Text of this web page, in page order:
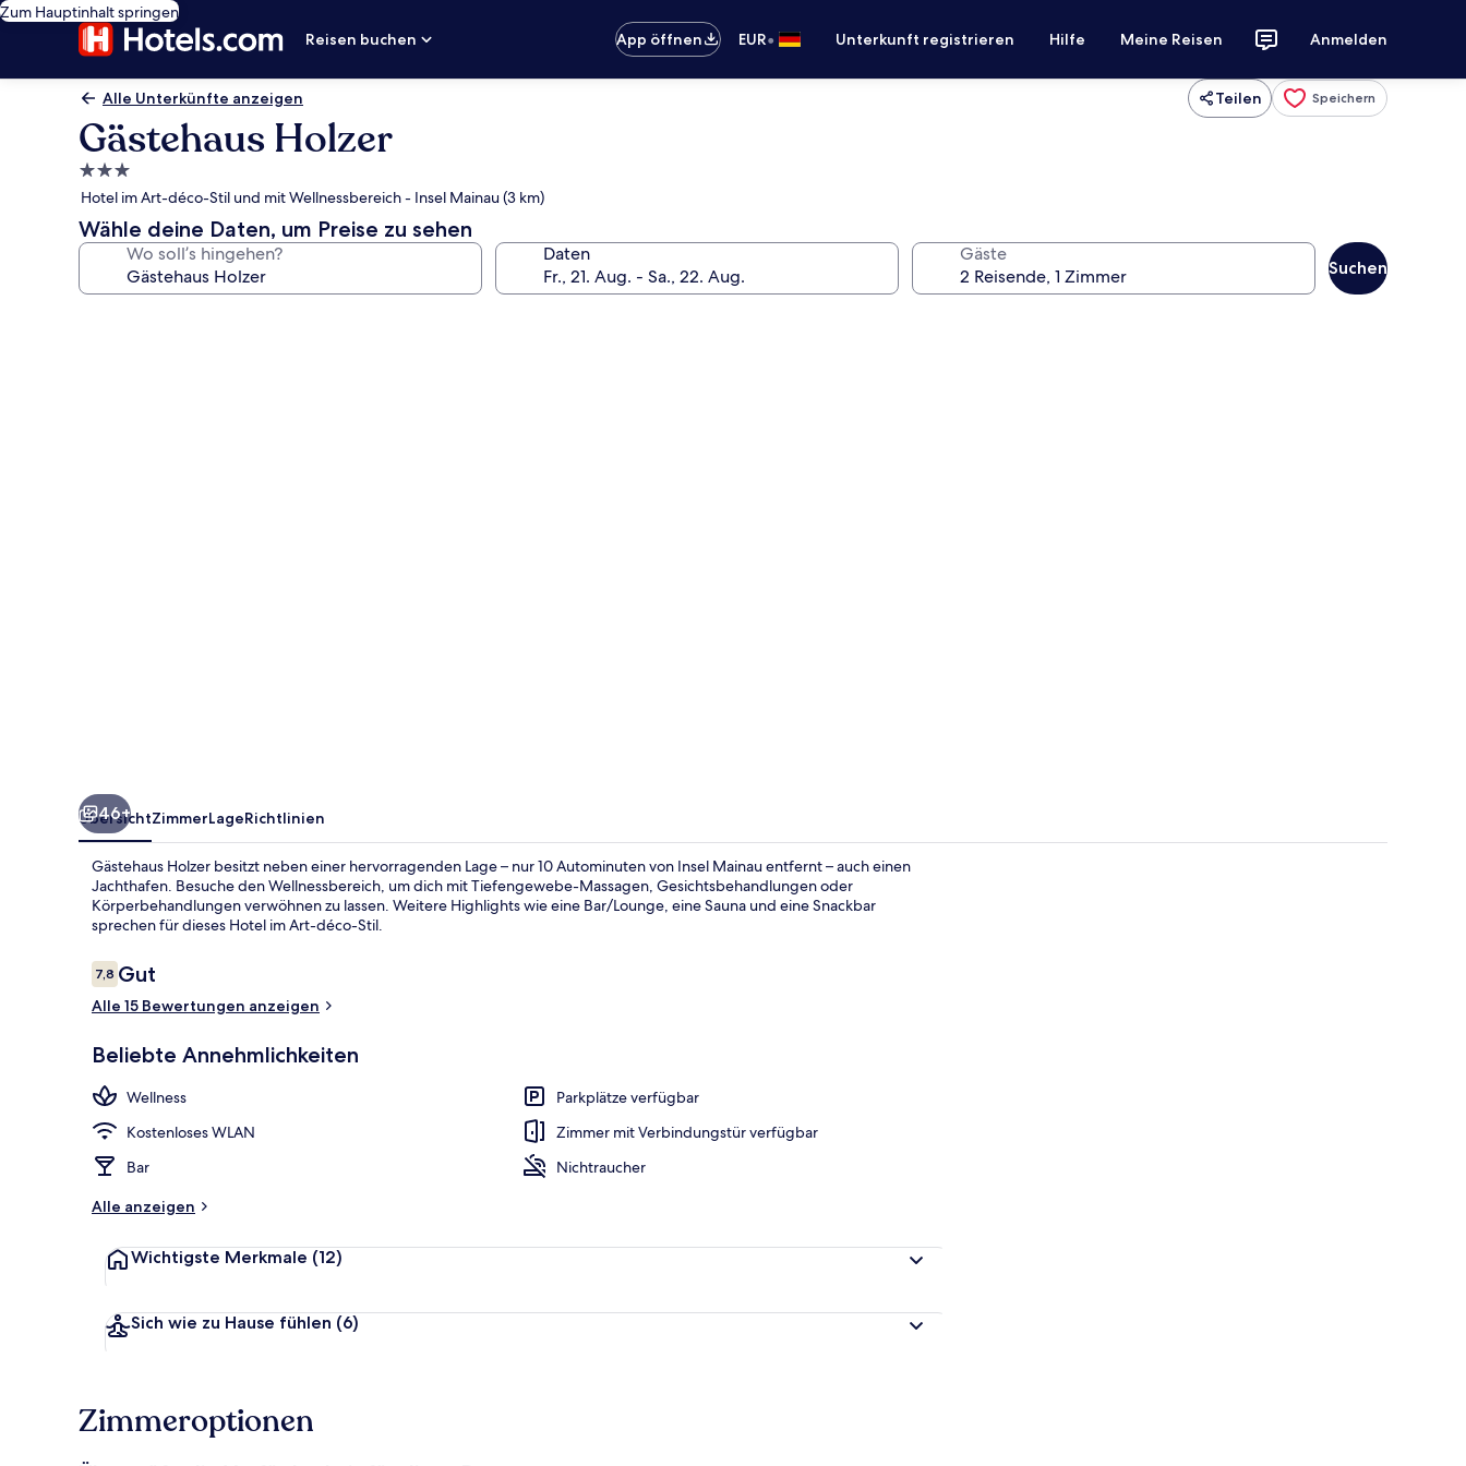
Zum Hauptinhalt springen
Reisen buchen
App öffnen EUR• Unterkunft registrieren Hilfe Meine Reisen Anmelden
Alle Unterkünfte anzeigen Teilen Speichern
Gästehaus Holzer
3.0-
Sterne-
Unterkunft
Hotel im Art-déco-Stil und mit Wellnessbereich - Insel Mainau (3 km)
Wähle deine Daten, um Preise zu sehen
Wo soll’s hingehen? Daten Gäste
Suchen
46+
ÜbersichtZimmerLageRichtlinien
Gästehaus Holzer besitzt neben einer hervorragenden Lage – nur 10 Autominuten von Insel Mainau entfernt – auch einen
Jachthafen. Besuche den Wellnessbereich, um dich mit Tiefengewebe-Massagen, Gesichtsbehandlungen oder
Körperbehandlungen verwöhnen zu lassen. Weitere Highlights wie eine Bar/Lounge, eine Sauna und eine Snackbar
sprechen für dieses Hotel im Art-déco-Stil.
Bewertungen
7,87,8 von 10.
Gut
Alle 15 Bewertungen anzeigen
Beliebte Annehmlichkeiten
Wellness
Parkplätze verfügbar
Kostenloses WLAN
Zimmer mit Verbindungstür verfügbar
Bar
Nichtraucher
Alle anzeigen
Wichtigste Merkmale (12)
Sich wie zu Hause fühlen (6)
Zimmeroptionen